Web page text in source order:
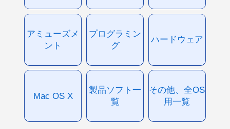
アミューズメ
ント
プログラミン
グ
ハードウェア
Mac OS X
製品ソフト一
覧
その他、全OS
用一覧